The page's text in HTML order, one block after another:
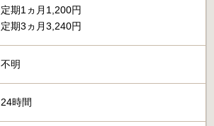
定期1ヵ月1,200円
定期3ヵ月3,240円
不明
24時間